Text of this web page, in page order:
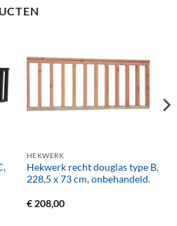
HEKWERK
Hekwerk recht douglas type B,
228,5 x 73 cm, onbehandeld.
€208,00